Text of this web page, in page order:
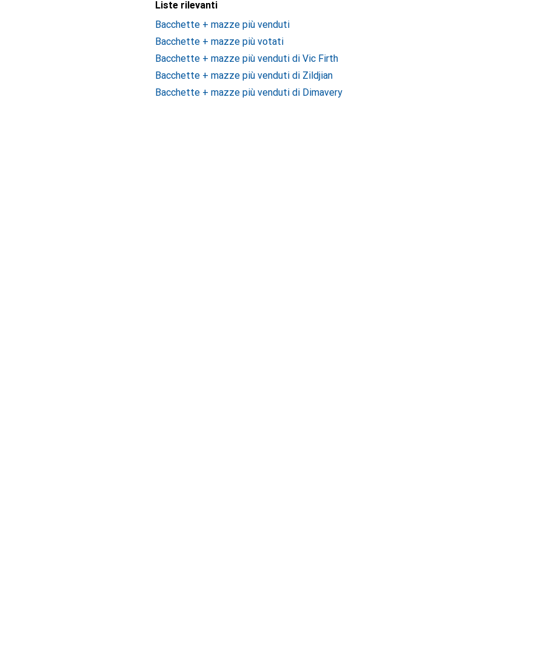
Liste rilevanti
Bacchette + mazze più venduti
Bacchette + mazze più votati
Bacchette + mazze più venduti di Vic Firth
Bacchette + mazze più venduti di Zildjian
Bacchette + mazze più venduti di Dimavery